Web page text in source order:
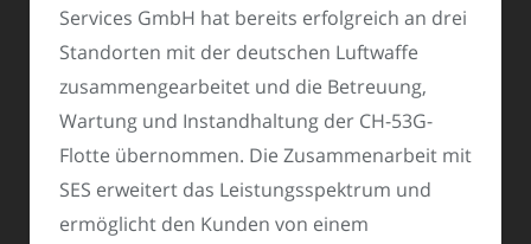
Services GmbH hat bereits erfolgreich an drei
Standorten mit der deutschen Luftwaffe
zusammengearbeitet und die Betreuung,
Wartung und Instandhaltung der CH-53G-
Flotte übernommen. Die Zusammenarbeit mit
SES erweitert das Leistungsspektrum und
ermöglicht den Kunden von einem